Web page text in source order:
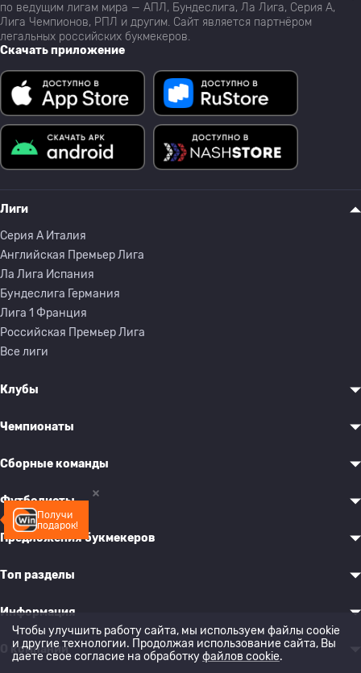
Получи
подарок!
по ведущим лигам мира — АПЛ, Бундеслига, Ла Лига, Серия А,
Лига Чемпионов, РПЛ и другим. Сайт является партнёром
легальных российских букмекеров.
Скачать приложение
Лиги
Серия A Италия
Английская Премьер Лига
Ла Лига Испания
Бундеслига Германия
Лига 1 Франция
Российская Премьер Лига
Все лиги
Клубы
Чемпионаты
Сборные команды
Футболисты
Предложения букмекеров
Топ разделы
Информация
О компании
Чтобы улучшить работу сайта, мы используем файлы cookie
и другие технологии. Продолжая использование сайта, Вы
даете свое согласие на обработкуфайлов cookie.